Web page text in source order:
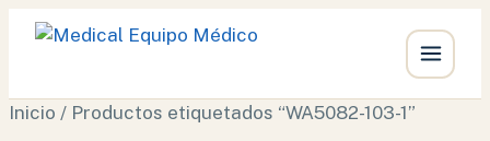
Ir
Inicio / Productos etiquetados “WA5082-103-1”